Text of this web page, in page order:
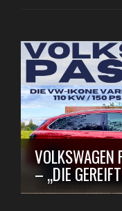
VOLKSWAGEN
– „DIE